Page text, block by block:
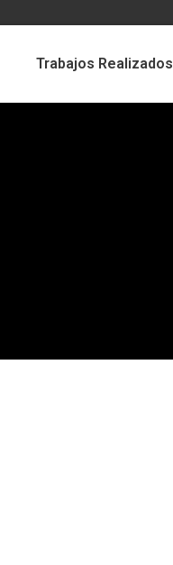
Trabajos Realizados